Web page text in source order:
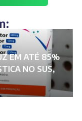
EM ATÉ 85%
NO SUS,